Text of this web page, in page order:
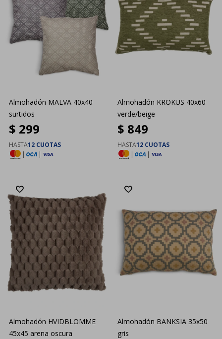
Almohadón MALVA 40x40
surtidos
$ 299
HASTA12 CUOTAS
|
|
Almohadón KROKUS 40x60
verde/beige
$ 849
HASTA12 CUOTAS
|
|
Almohadón HVIDBLOMME
45x45 arena oscura
Almohadón BANKSIA 35x50
gris